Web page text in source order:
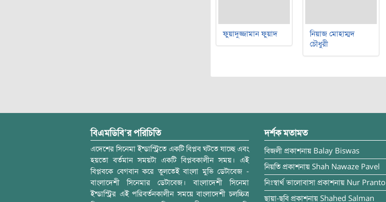
ফুয়াদুজ্জামান ফুয়াদ
নিয়াজ মোহাম্মদ
চৌধুরী
বিএমডিবি’র পরিচিতি
এদেশের সিনেমা ইন্ডাস্ট্রিতে একটি বিপ্লব ঘটতে যাচ্ছে এবং
হয়তো বর্তমান সময়টা একটি বিপ্লবকালীন সময়। এই
বিপ্লবকে বেগবান করে তুলতেই বাংলা মুভি ডেটাবেজ -
বাংলাদেশী সিনেমার ডেটাবেজ। বাংলাদেশী সিনেমা
ইন্ডাস্ট্রির এই পরিবর্তনকালীন সময়ে বাংলাদেশী চলচ্চিত্র
দর্শক মতামত
বিজলী প্রকাশনায় Balay Biswas
নিয়তি প্রকাশনায় Shah Nawaze Pavel
নিঃস্বার্থ ভালোবাসা প্রকাশনায় Nur Pranto
ছায়া-ছবি প্রকাশনায় Shahed Salman